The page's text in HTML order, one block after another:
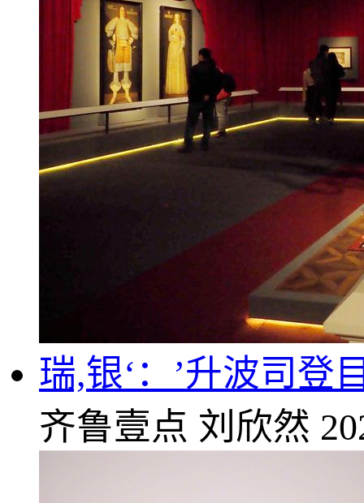
瑞,银‘：’升波司登
齐鲁壹点 刘欣然